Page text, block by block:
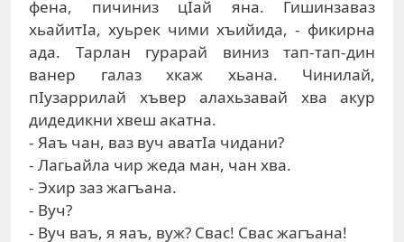
фена, пичиниз цIай яна. Гишинзаваз
хьайитIа, хуьрек чими хъийида, - фикирна
ада. Тарлан гурарай виниз тап-тап-дин
ванер галаз хкаж хьана. Чинилай,
пIузаррилай хъвер алахьзавай хва акур
дидедикни хвеш акатна.
- Яаъ чан, ваз вуч аватIа чидани?
- Лагьайла чир жеда ман, чан хва.
- Эхир заз жагъана.
- Вуч?
- Вуч ваъ, я яаъ, вуж? Свас! Свас жагъана!